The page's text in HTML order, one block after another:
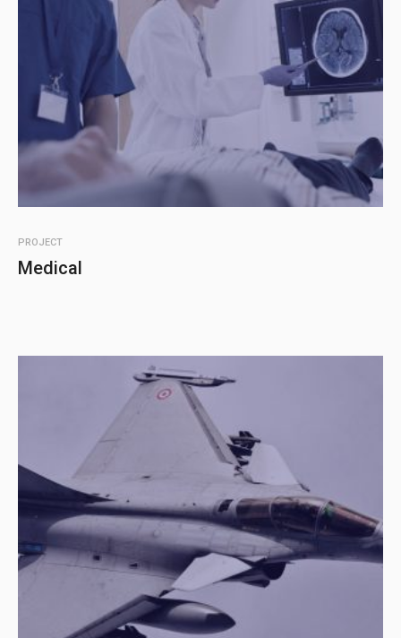
PROJECT
Medical